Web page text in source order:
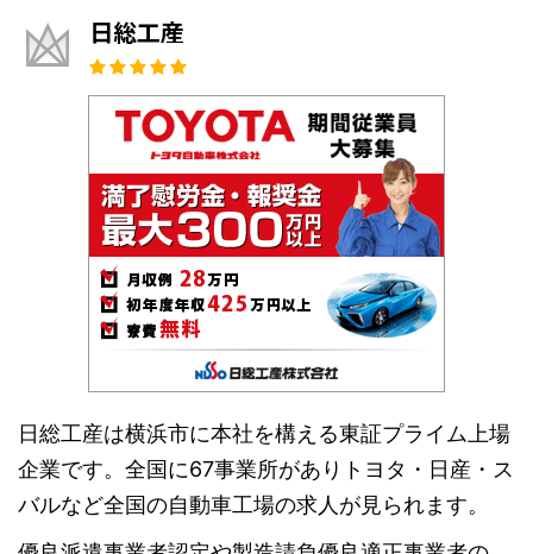
日総工産
日総工産は横浜市に本社を構える東証プライム上場
企業です。全国に67事業所がありトヨタ・日産・ス
バルなど全国の自動車工場の求人が見られます。